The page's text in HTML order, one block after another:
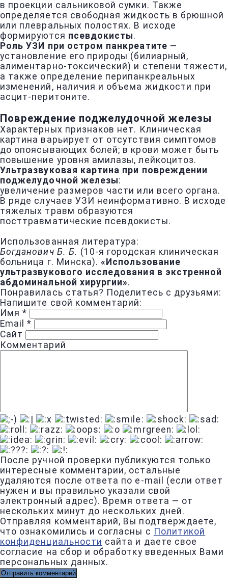
в проекции сальниковой сумки. Также
определяется свободная жидкость в брюшной
или плевральных полостях. В исходе
формируются псевдокисты.
Роль УЗИ при остром панкреатите —
установление его природы (билиарный,
алиментарно-токсический) и степени тяжести,
а также определение перипанкреальных
изменений, наличия и объема жидкости при
асцит-перитоните.
Повреждение поджелудочной железы
Характерных признаков нет. Клиническая
картина варьирует от отсутствия симптомов
до опоясывающих болей; в крови может быть
повышение уровня амилазы, лейкоцитоз.
Ультразвуковая картина при повреждении
поджелудочной железы:
увеличение размеров части или всего органа.
В ряде случаев УЗИ неинформативно. В исходе
тяжелых травм образуются
посттравматические псевдокисты.
Использованная литература:
Богданович Б. Б. (10-я городская клиническая
больница г. Минска).«Использование
ультразвукового исследования в экстренной
абдоминальной хирургии».
Понравилась статья? Поделитесь с друзьями:
Напишите свой комментарий:
Имя*
Email*
Сайт
Комментарий
После ручной проверки публикуются только
интересные комментарии, остальные
удаляются после ответа по e-mail (если ответ
нужен и вы правильно указали свой
электронный адрес). Время ответа — от
нескольких минут до нескольких дней.
Отправляя комментарий, Вы подтверждаете,
что ознакомились и согласны с Политикой
конфиденциальности сайта и даете свое
согласие на сбор и обработку введенных Вами
персональных данных.